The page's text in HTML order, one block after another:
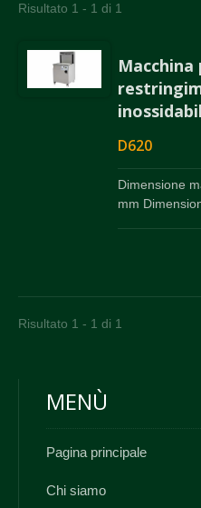
Risultato 1 - 1 di 1
D620
Dimensione
mm
Risultato 1 - 1 di 1
MENÙ
Pagina principale
Chi siamo